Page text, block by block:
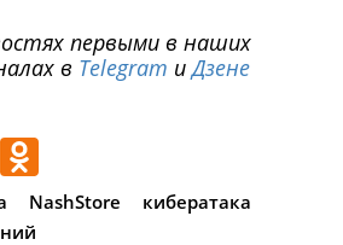
первыми в наших
в Telegram иДзене
VK
NashStore
кибератака